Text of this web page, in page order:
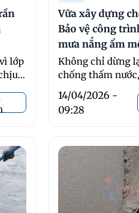
lớp
Vữa xây dựng
Bảo vệ công
mưa nắng ẩm
Không chỉ dừng
chống thấm
hạn chế ...
14/04/2026 -
09:28